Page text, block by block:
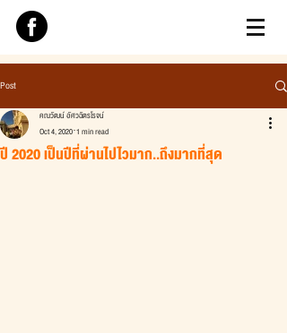
Post
ปี 2020 เป็นปีที่ผ่านไปไวมาก..ถึงมากที่สุด
คณวัฒน์ อัศวฉัตรโรจน์
Oct 4, 2020 1 min read